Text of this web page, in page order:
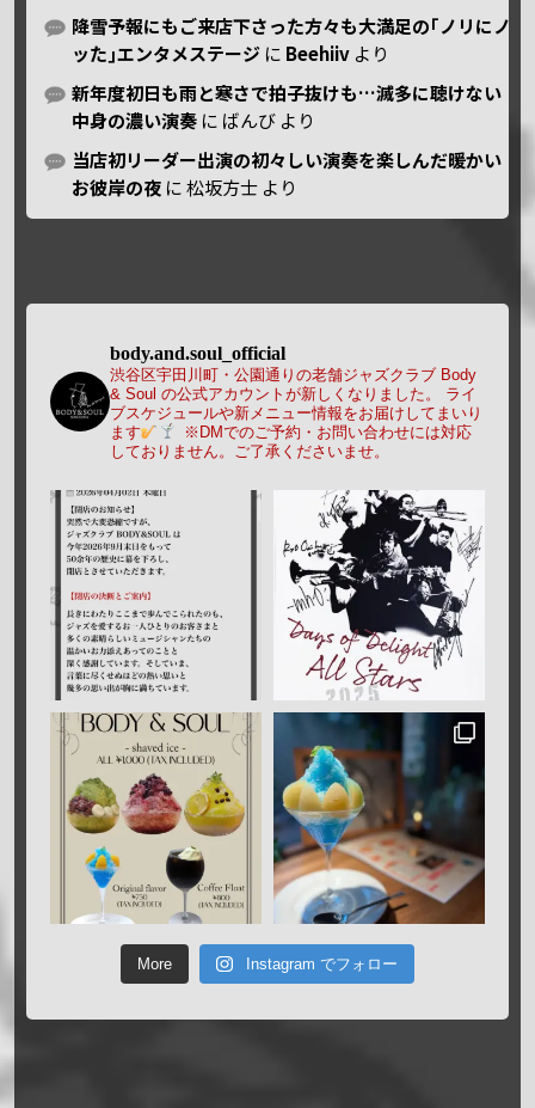
降雪予報にもご来店下さった方々も大満足の｢ノリにノ
ッた｣エンタメステージ に Beehiiv より
新年度初日も雨と寒さで拍子抜けも…滅多に聴けない
中身の濃い演奏 に ばんび より
当店初リーダー出演の初々しい演奏を楽しんだ暖かい
お彼岸の夜 に松坂方士 より
body.and.soul_official
渋谷区宇田川町・公園通りの老舗ジャズクラブ Body
& Soul の公式アカウントが新しくなりました。
ライ
ブスケジュールや新メニュー情報をお届けしてまいり
ます
※DMでのご予約・お問い合わせには対応
しておりません。ご了承くださいませ。
More Instagram でフォロー